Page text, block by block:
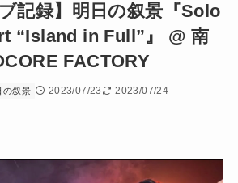
ブ記録】明日の叙景『Solo
“Island in Full”』 @ 南
FACTORY
の叙景 2023/07/23 2023/07/24